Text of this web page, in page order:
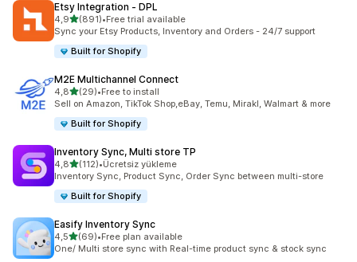
Etsy Integration ‑ DPL
4,95 yıldız üzerinden
(891)
toplam 891 değerlendirme
•Free trial available
Sync your Etsy Products, Inventory and Orders - 24/7 support
Built for Shopify
M2E Multichannel Connect
4,85 yıldız üzerinden
(29)
toplam 29 değerlendirme
•Free to install
Sell on Amazon, TikTok Shop,eBay, Temu, Mirakl, Walmart & more
Built for Shopify
Inventory Sync, Multi store TP
4,85 yıldız üzerinden
(112)
toplam 112 değerlendirme
•Ücretsiz yükleme
Inventory Sync, Product Sync, Order Sync between multi-store
Built for Shopify
Easify Inventory Sync
4,55 yıldız üzerinden
(69)
toplam 69 değerlendirme
•Free plan available
One/ Multi store sync with Real-time product sync & stock sync